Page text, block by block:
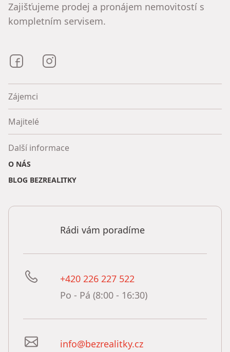
Zajišťujeme prodej a pronájem nemovitostí s
kompletním servisem.
Bezrealitky na Facebooku
Zájemci
Majitelé
Další informace
O NÁS
BLOG BEZREALITKY
Rádi vám poradíme
+420 226 227 522
Po - Pá (8:00 - 16:30)
info@bezrealitky.cz